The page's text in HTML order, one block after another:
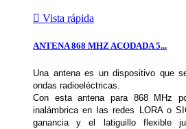
 Vista rápida
ANTENA 868 MHZ ACODADA 5...
Una antena es un dispositivo que
ondas radioeléctricas.
Con esta antena para 868 MHz
inalámbrica en las redes LORA o
ganancia y el latiguillo flexible